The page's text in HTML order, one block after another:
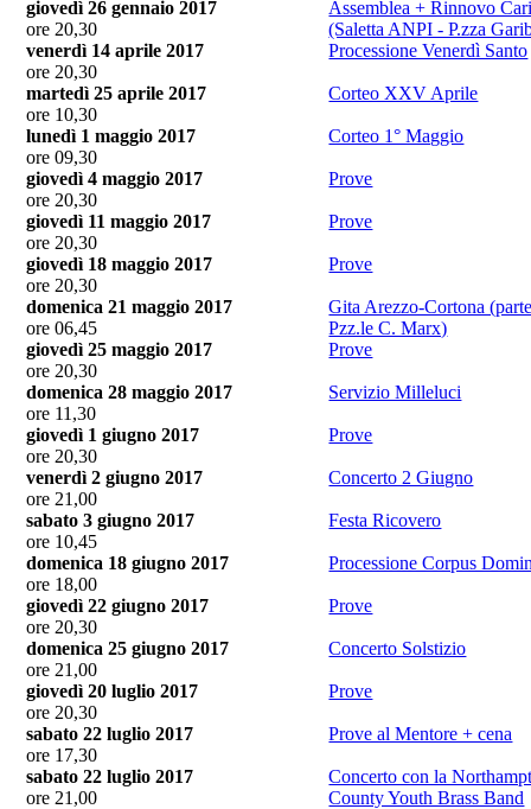
giovedì 26 gennaio 2017
ore 20,30
Assemblea + Rinnovo
(Saletta ANPI - P.zza
venerdì 14 aprile 2017
ore 20,30
Processione Venerdì Santo
martedì 25 aprile 2017
ore 10,30
Corteo XXV Aprile
lunedì 1 maggio 2017
ore 09,30
Corteo 1° Maggio
giovedì 4 maggio 2017
ore 20,30
Prove
giovedì 11 maggio 2017
ore 20,30
Prove
giovedì 18 maggio 2017
ore 20,30
Prove
domenica 21 maggio 2017
ore 06,45
Gita Arezzo-Cortona
Pzz.le C. Marx)
giovedì 25 maggio 2017
ore 20,30
Prove
domenica 28 maggio 2017
ore 11,30
Servizio Milleluci
giovedì 1 giugno 2017
ore 20,30
Prove
venerdì 2 giugno 2017
ore 21,00
Concerto 2 Giugno
sabato 3 giugno 2017
ore 10,45
Festa Ricovero
domenica 18 giugno 2017
ore 18,00
Processione Corpus
giovedì 22 giugno 2017
ore 20,30
Prove
domenica 25 giugno 2017
ore 21,00
Concerto Solstizio
giovedì 20 luglio 2017
ore 20,30
Prove
sabato 22 luglio 2017
ore 17,30
Prove al Mentore + cena
sabato 22 luglio 2017
ore 21,00
Concerto con la
County Youth Brass Band